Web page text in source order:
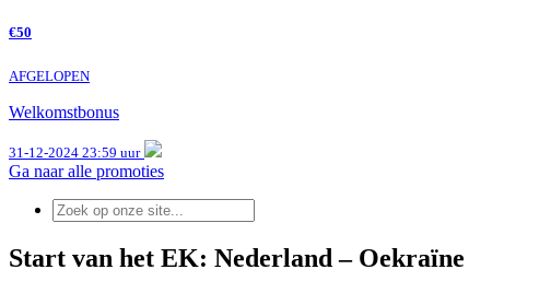
€50
AFGELOPEN
Welkomstbonus
31-12-2024 23:59 uur
Ga naar alle promoties
Start van het EK: Nederland – Oekraïne